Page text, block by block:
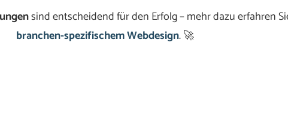
sind entscheidend für den Erfolg – mehr dazu erfahren
branchen-spezifischem Webdesign. 🚀